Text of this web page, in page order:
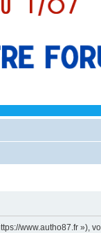
www.autho87.fr »),